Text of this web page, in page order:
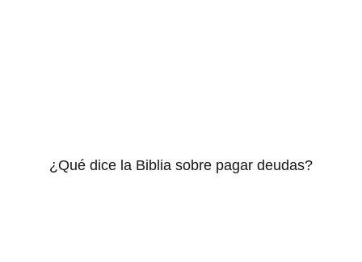
¿Qué dice la Biblia sobre pagar deudas?